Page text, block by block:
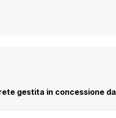
gestita in concessione da